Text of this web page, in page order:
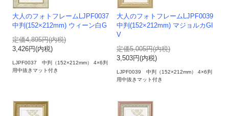
大人のフォトフレームLJPF0037
中判(152×212mm) ウィーン白G
定価4,895円(内税)
3,426円(内税)
LJPF0037 中判（152×212mm） 4×6判
用中抜きマット付き
大人のフォトフレームLJPF0039
中判(152×212mm) マジョルカGI
V
定価5,005円(内税)
3,503円(内税)
LJPF0039 中判（152×212mm） 4×6判
用中抜きマット付き